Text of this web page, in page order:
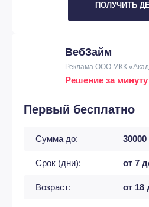
ПОЛУЧИТЬ
ВебЗайм
Реклама ООО МКК
Решение за минуту
Первый бесплатно
Сумма до: 30000
Срок (дни): от 7
Возраст: от 18